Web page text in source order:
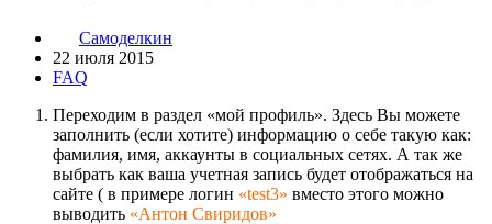
Самоделкин
22 июля 2015
FAQ
Переходим в раздел «мой профиль». Здесь Вы можете
заполнить (если хотите) информацию о себе такую как:
фамилия, имя, аккаунты в социальных сетях. А так же
выбрать как ваша учетная запись будет отображаться на
сайте ( в примере логин «test3» вместо этого можно
выводить «Антон Свиридов»